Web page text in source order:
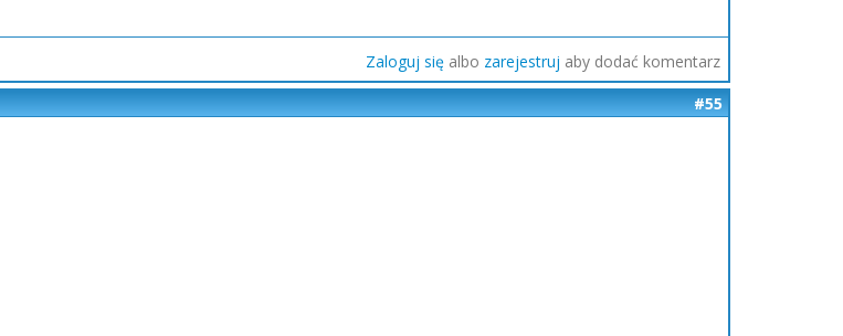
Zaloguj się albo zarejestruj aby dodać komentarz
#55